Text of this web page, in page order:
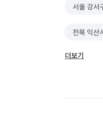
서울 강서
전북 익산
충남 서천군
더보기